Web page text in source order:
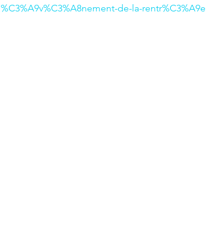
%C3%A9v%C3%A8nement-de-la-rentr%C3%A9e